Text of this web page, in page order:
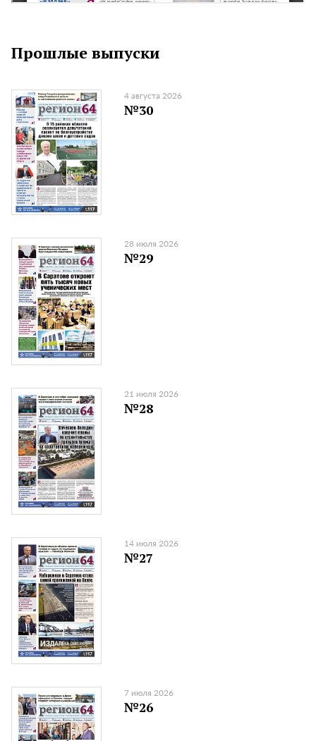
Прошлые выпуски
4 августа 2026
№30
28 июля 2026
№29
21 июля 2026
№28
14 июля 2026
№27
7 июля 2026
№26